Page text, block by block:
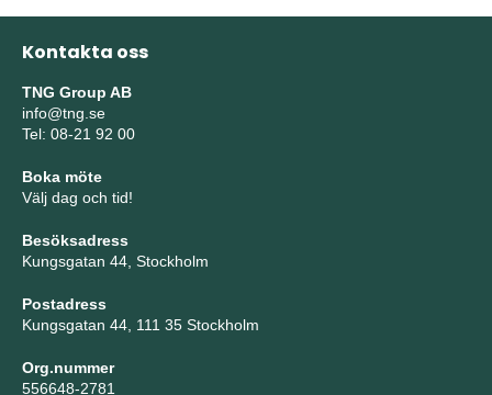
Kontakta oss
TNG Group AB
info@tng.se
Tel: 08-21 92 00
Boka möte
Välj dag och tid!
Besöksadress
Kungsgatan 44, Stockholm
Postadress
Kungsgatan 44, 111 35 Stockholm
Org.nummer
556648-2781